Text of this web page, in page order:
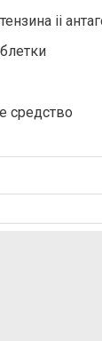
ii
средство